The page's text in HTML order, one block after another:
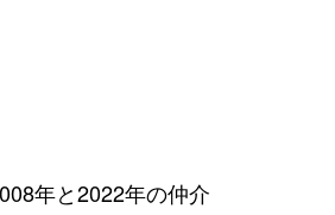
年と2022年の仲介